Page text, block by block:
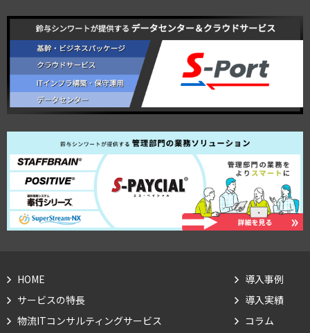
HOME
サービスの特長
物流ITコンサルティングサービス
導入事例
導入実績
コラム